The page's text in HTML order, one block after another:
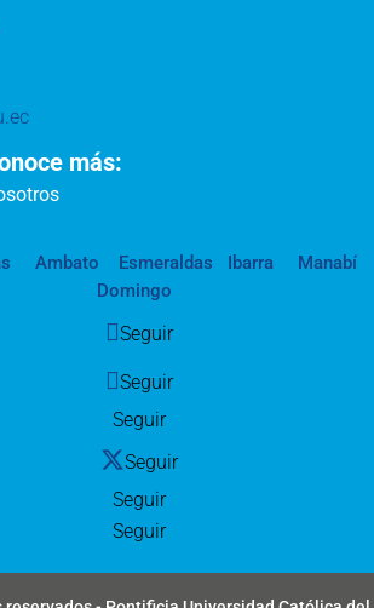
más:
Ambato Esmeraldas Ibarra
Manabí
Domingo
Seguir
Seguir
Seguir
Seguir
Seguir
Seguir